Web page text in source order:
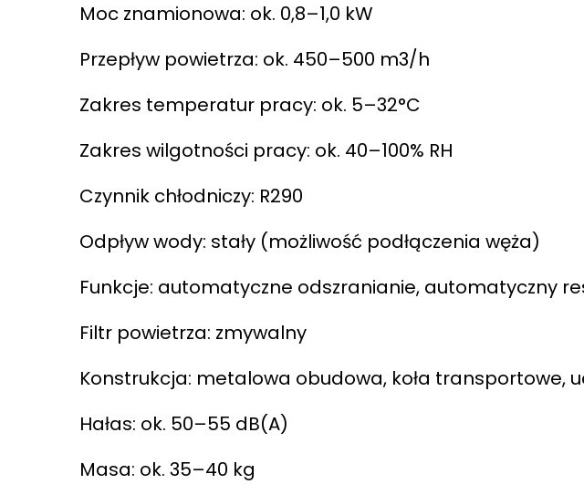
Moc znamionowa: ok. 0,8–1,0 kW
Przepływ powietrza: ok. 450–500 m3/h
Zakres temperatur pracy: ok. 5–32°C
Zakres wilgotności pracy: ok. 40–100% RH
Czynnik chłodniczy: R290
Odpływ wody: stały (możliwość podłączenia węża)
Funkcje: automatyczne odszranianie, automatyczny
Filtr powietrza: zmywalny
Konstrukcja: metalowa obudowa, koła transportowe,
Hałas: ok. 50–55 dB(A)
Masa: ok. 35–40 kg